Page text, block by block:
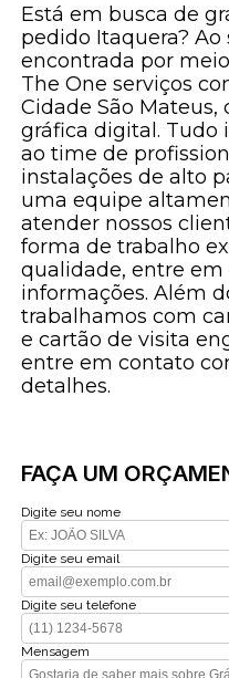
Está em busca de
pedido Itaquera? Ao
encontrada por
The One serviços
Cidade São
gráfica digital. Tudo
ao time de
instalações de alto
uma equipe
atender nossos
forma de trabalho
qualidade, entre
informações. Além
trabalhamos com
e cartão de visita
entre em contato
detalhes.
FAÇA UM
Digite seu nome
Digite seu email
Digite seu telefone
Mensagem